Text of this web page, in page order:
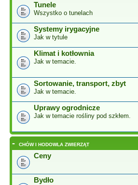
Tunele
Wszystko o tunelach
Systemy irygacyjne
Jak w tytule
Klimat i kotłownia
Jak w temacie.
Sortowanie, transport, zbyt
Jak w temacie.
Uprawy ogrodnicze
Jak w temacie rośliny pod szkłem.
- CHÓW I HODOWLA ZWIERZĄT
Ceny
Bydło